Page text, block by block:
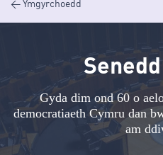
< Ymgyrchoedd
Gyda dim ond 60 o
democratiaeth Cymru dan
am